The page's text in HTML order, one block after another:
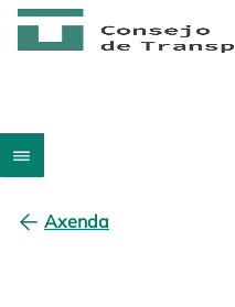
Axenda